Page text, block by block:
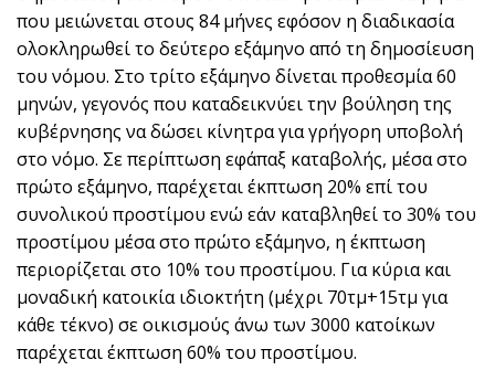
που μειώνεται στους 84 μήνες εφόσον η διαδικασία
ολοκληρωθεί το δεύτερο εξάμηνο από τη δημοσίευση
του νόμου. Στο τρίτο εξάμηνο δίνεται προθεσμία 60
μηνών, γεγονός που καταδεικνύει την βούληση της
κυβέρνησης να δώσει κίνητρα για γρήγορη υποβολή
στο νόμο. Σε περίπτωση εφάπαξ καταβολής, μέσα στο
πρώτο εξάμηνο, παρέχεται έκπτωση 20% επί του
συνολικού προστίμου ενώ εάν καταβληθεί το 30% του
προστίμου μέσα στο πρώτο εξάμηνο, η έκπτωση
περιορίζεται στο 10% του προστίμου. Για κύρια και
μοναδική κατοικία ιδιοκτήτη (μέχρι 70τμ+15τμ για
κάθε τέκνο) σε οικισμούς άνω των 3000 κατοίκων
παρέχεται έκπτωση 60% του προστίμου.